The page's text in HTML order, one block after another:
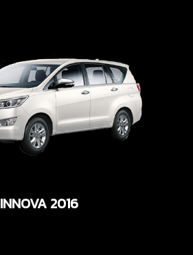
INNOVA 2016